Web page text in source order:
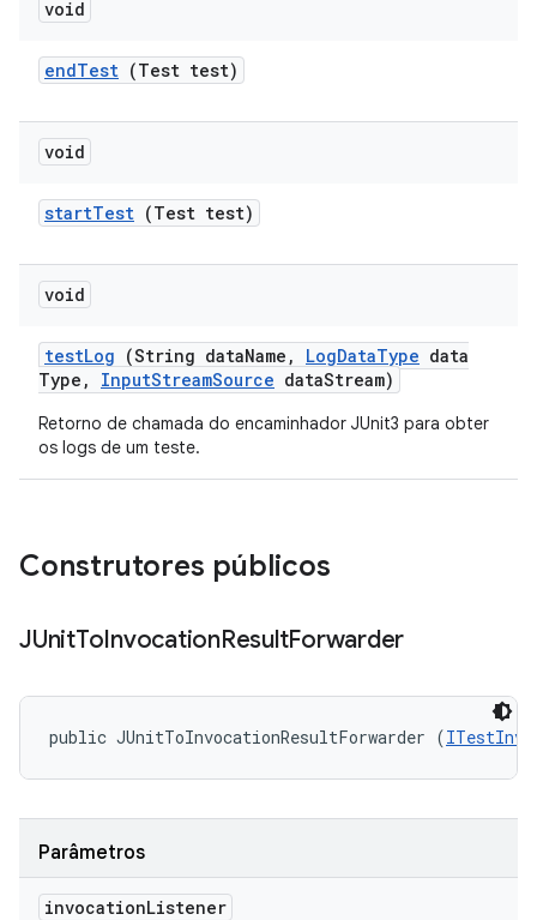
void
endTest (Test test)
void
startTest (Test test)
void
testLog (String dataName , LogDataType data
Type , InputStreamSource dataStream)
Retorno de chamada do encaminhador JUnit3 para obter
os logs de um teste.
Construtores públicos
JUnitToInvocationResultForwarder
public JUnitToInvocationResultForwarder (
Parâmetros
invocationListener